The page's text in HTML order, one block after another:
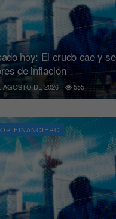
hoy: El crudo cae y
de inflación
AGOSTO DE 2026 555
FINANCIERO